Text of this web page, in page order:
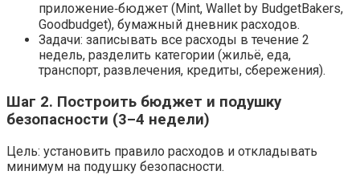
приложение‑бюджет (Mint, Wallet by BudgetBakers,
Goodbudget), бумажный дневник расходов.
Задачи: записывать все расходы в течение 2
недель, разделить категории (жильё, еда,
транспорт, развлечения, кредиты, сбережения).
Шаг 2. Построить бюджет и подушку
безопасности (3–4 недели)
Цель: установить правило расходов и откладывать
минимум на подушку безопасности.